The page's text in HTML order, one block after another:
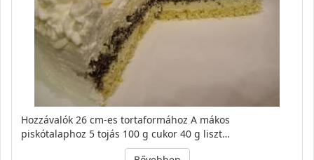
Hozzávalók 26 cm-es tortaformához A mákos
piskótalaphoz 5 tojás 100 g cukor 40 g liszt…